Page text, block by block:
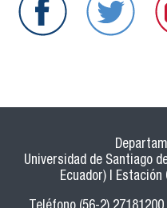
Universidad de Santiago
Ecuador) |